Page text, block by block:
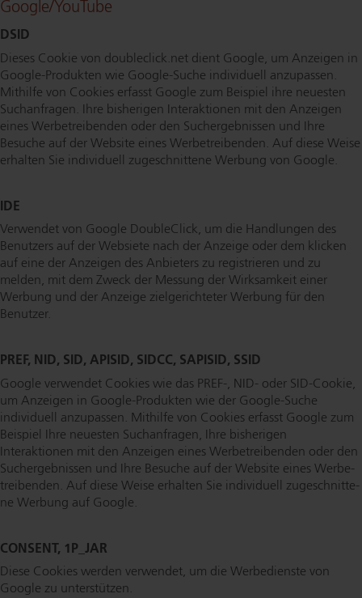
Google/YouTube
DSID
Dieses Cookie von doubleclick.​net dient Google, um Anzeigen in
Goog­le-Pro­duk­ten wie Google-Suche individuell anzupassen.
Mithilfe von Cookies erfasst Google zum Beispiel ihre neuesten
Suchanfragen. Ihre bisherigen Interaktionen mit den Anzeigen
eines Wer­be­trei­ben­den oder den Such­ergeb­nis­sen und Ihre
Besuche auf der Website eines Wer­be­trei­ben­den. Auf diese Weise
erhalten Sie individuell zu­ge­schnit­te­ne Werbung von Google.
IDE
Verwendet von Google DoubleClick, um die Handlungen des
Benutzers auf der Websiete nach der Anzeige oder dem klicken
auf eine der Anzeigen des Anbieters zu registrieren und zu
melden, mit dem Zweck der Messung der Wirksamkeit einer
Werbung und der Anzeige ziel­ge­rich­te­ter Werbung für den
Benutzer.
PREF, NID, SID, APISID, SIDCC, SAPISID, SSID
Google verwendet Cookies wie das PREF-, NID- oder SID-Cookie,
um Anzeigen in Goog­le-Pro­duk­ten wie der Google-Suche
individuell anzupassen. Mithilfe von Cookies erfasst Google zum
Beispiel Ihre neuesten Suchanfragen, Ihre bisherigen
Interaktionen mit den Anzeigen eines Wer­be­trei­ben­den oder den
Such­ergeb­nis­sen und Ihre Besuche auf der Website eines Wer­be­
trei­ben­den. Auf diese Weise erhalten Sie individuell zu­ge­schnit­te­
ne Werbung auf Google.
CONSENT, 1P_JAR
Diese Cookies werden verwendet, um die Werbedienste von
Google zu unterstützen.